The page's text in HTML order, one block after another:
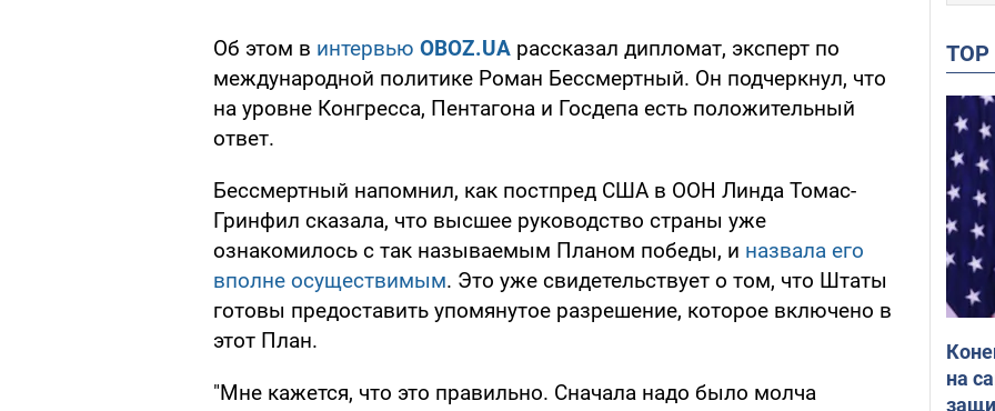
Об этом в интервью OBOZ.UA рассказал дипломат, эксперт по
международной политике Роман Бессмертный. Он подчеркнул, что
на уровне Конгресса, Пентагона и Госдепа есть положительный
ответ.
Бессмертный напомнил, как постпред США в ООН Линда Томас-
Гринфил сказала, что высшее руководство страны уже
ознакомилось с так называемым Планом победы, и назвала его
вполне осуществимым. Это уже свидетельствует о том, что Штаты
готовы предоставить упомянутое разрешение, которое включено в
этот План.
"Мне кажется, что это правильно. Сначала надо было молча
на